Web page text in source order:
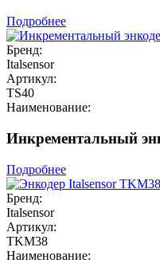
Подробнее
Бренд:
Italsensor
Артикул:
TS40
Наименование:
Инкрементальный
Подробнее
Бренд:
Italsensor
Артикул:
TKM38
Наименование: